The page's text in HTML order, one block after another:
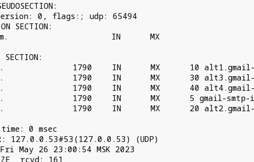
0, flags:; udp: 65494
SECTION:
IN      MX
SECTION:
1790    IN      MX      10 alt1.gmail-
1790    IN      MX      30 alt3.gmail-
1790    IN      MX      40 alt4.gmail-
1790    IN      MX      5 gmail-smtp-
1790    IN      MX      20 alt2.gmail-
0 msec
127.0.0.53#53(127.0.0.53) (UDP)
May 26 23:00:54 MSK 2023
rcvd: 161